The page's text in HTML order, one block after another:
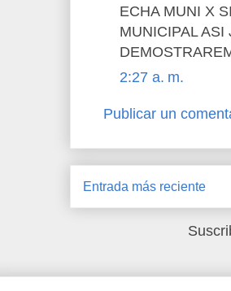
ECHA MUNI X
MUNICIPAL
2:27 a. m.
Publicar un
Entrada más reciente